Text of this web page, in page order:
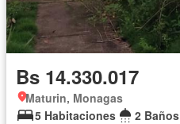
Bs 14.330.017
Maturin, Monagas
5 Habitaciones
2 Baños